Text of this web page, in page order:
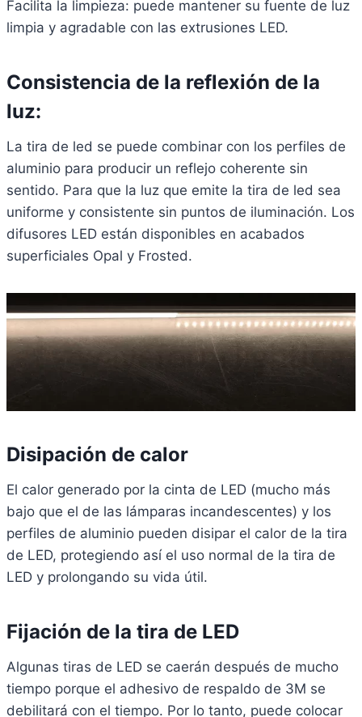
Facilita la limpieza: puede mantener su fuente de luz
limpia y agradable con las extrusiones LED.
Consistencia de la reflexión de la
luz:
La tira de led se puede combinar con los perfiles de
aluminio para producir un reflejo coherente sin
sentido. Para que la luz que emite la tira de led sea
uniforme y consistente sin puntos de iluminación. Los
difusores LED están disponibles en acabados
superficiales Opal y Frosted.
Disipación de calor
El calor generado por la cinta de LED (mucho más
bajo que el de las lámparas incandescentes) y los
perfiles de aluminio pueden disipar el calor de la tira
de LED, protegiendo así el uso normal de la tira de
LED y prolongando su vida útil.
Fijación de la tira de LED
Algunas tiras de LED se caerán después de mucho
tiempo porque el adhesivo de respaldo de 3M se
debilitará con el tiempo. Por lo tanto, puede colocar